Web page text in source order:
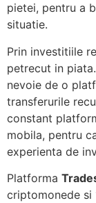
pietei, pentru a
situatie.
Prin investitiile
petrecut in
nevoie de o
transferurile
constant
mobila, pentru
experienta de
Platforma
criptomonede si